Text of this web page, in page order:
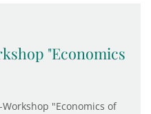
"Economics
"Economics of